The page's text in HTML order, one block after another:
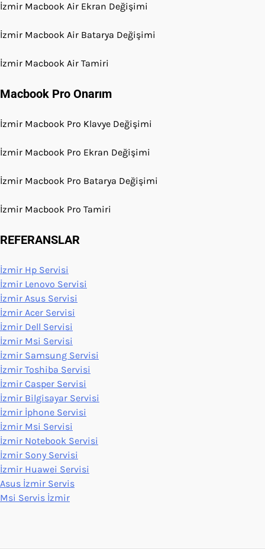
İzmir Macbook Air Ekran Değişimi
İzmir Macbook Air Batarya Değişimi
İzmir Macbook Air Tamiri
Macbook Pro Onarım
İzmir Macbook Pro Klavye Değişimi
İzmir Macbook Pro Ekran Değişimi
İzmir Macbook Pro Batarya Değişimi
İzmir Macbook Pro Tamiri
REFERANSLAR
İzmir Hp Servisi
İzmir Lenovo Servisi
İzmir Asus Servisi
İzmir Acer Servisi
İzmir Dell Servisi
İzmir Msi Servisi
İzmir Samsung Servisi
İzmir Toshiba Servisi
İzmir Casper Servisi
İzmir Bilgisayar Servisi
İzmir İphone Servisi
İzmir Msi Servisi
İzmir Notebook Servisi
İzmir Sony Servisi
İzmir Huawei Servisi
Asus İzmir Servis
Msi Servis İzmir